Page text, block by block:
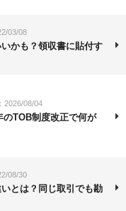
03/08
かも？領収書に貼付す
2026/08/04
のTOB制度改正で何が
08/30
とは？同じ取引でも勘